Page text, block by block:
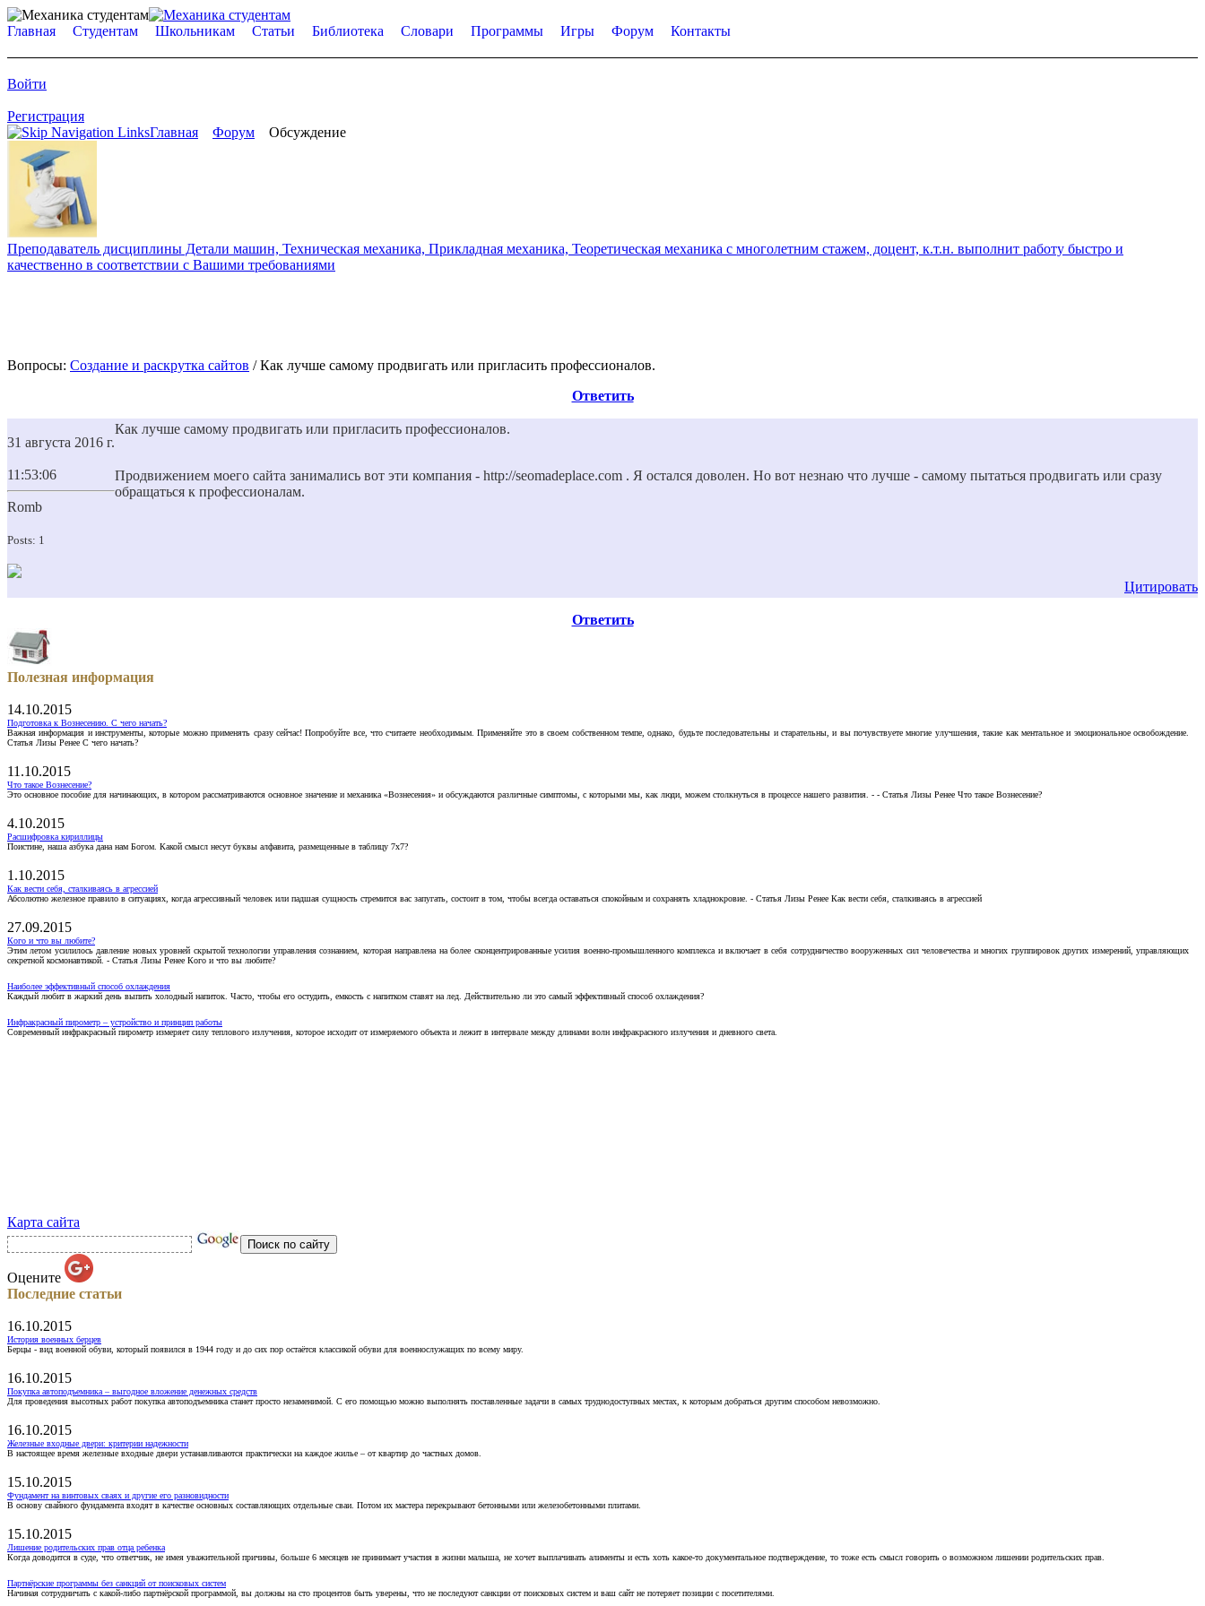
Главная Студентам Школьникам Статьи Библиотека Словари Программы Игры Форум Контакты
Войти
Регистрация
Главная
Форум Обсуждение
Преподаватель дисциплины Детали машин, Техническая механика, Прикладная механика, Теоретическая механика с многолетним стажем, доцент, к.т.н. выполнит работу быстро и
качественно в соответствии с Вашими требованиями
Вопросы: Создание и раскрутка сайтов / Как лучше самому продвигать или пригласить профессионалов.
Ответить
31 августа 2016 г.
11:53:06
Romb
Posts: 1
Как лучше самому продвигать или пригласить профессионалов.
Продвижением моего сайта занимались вот эти компания - http://seomadeplace.com . Я остался доволен. Но вот незнаю что лучше - самому пытаться продвигать или сразу
обращаться к профессионалам.
Цитировать
Ответить
Полезная информация
14.10.2015
Подготовка к Вознесению. С чего начать?
Важная информация и инструменты, которые можно применять сразу сейчас! Попробуйте все, что считаете необходимым. Применяйте это в своем собственном темпе, однако, будьте последовательны и старательны, и вы почувствуете многие улучшения, такие как ментальное и эмоциональное освобождение.
Статья Лизы Ренее С чего начать?
11.10.2015
Что такое Вознесение?
Это основное пособие для начинающих, в котором рассматриваются основное значение и механика «Вознесения» и обсуждаются различные симптомы, с которыми мы, как люди, можем столкнуться в процессе нашего развития. - - Статья Лизы Ренее Что такое Вознесение?
4.10.2015
Расшифровка кириллицы
Поистине, наша азбука дана нам Богом. Какой смысл несут буквы алфавита, размещенные в таблицу 7х7?
1.10.2015
Как вести себя, сталкиваясь в агрессией
Абсолютно железное правило в ситуациях, когда агрессивный человек или падшая сущность стремится вас запугать, состоит в том, чтобы всегда оставаться спокойным и сохранять хладнокровие. - Статья Лизы Ренее Как вести себя, сталкиваясь в агрессией
27.09.2015
Кого и что вы любите?
Этим летом усилилось давление новых уровней скрытой технологии управления сознанием, которая направлена на более сконцентрированные усилия военно-промышленного комплекса и включает в себя сотрудничество вооруженных сил человечества и многих группировок других измерений, управляющих
секретной космонавтикой. - Статья Лизы Ренее Кого и что вы любите?
Наиболее эффективный способ охлаждения
Каждый любит в жаркий день выпить холодный напиток. Часто, чтобы его остудить, емкость с напитком ставят на лед. Действительно ли это самый эффективный способ охлаждения?
Инфракрасный пирометр – устройство и принцип работы
Современный инфракрасный пирометр измеряет силу теплового излучения, которое исходит от измеряемого объекта и лежит в интервале между длинами волн инфракрасного излучения и дневного света.
Карта сайта
Оцените
Последние статьи
16.10.2015
История военных берцев
Берцы - вид военной обуви, который появился в 1944 году и до сих пор остаётся классикой обуви для военнослужащих по всему миру.
16.10.2015
Покупка автоподъемника – выгодное вложение денежных средств
Для проведения высотных работ покупка автоподъемника станет просто незаменимой. С его помощью можно выполнять поставленные задачи в самых труднодоступных местах, к которым добраться другим способом невозможно.
16.10.2015
Железные входные двери: критерии надежности
В настоящее время железные входные двери устанавливаются практически на каждое жилье – от квартир до частных домов.
15.10.2015
Фундамент на винтовых сваях и другие его разновидности
В основу свайного фундамента входят в качестве основных составляющих отдельные сваи. Потом их мастера перекрывают бетонными или железобетонными плитами.
15.10.2015
Лишение родительских прав отца ребенка
Когда доводится в суде, что ответчик, не имея уважительной причины, больше 6 месяцев не принимает участия в жизни малыша, не хочет выплачивать алименты и есть хоть какое-то документальное подтверждение, то тоже есть смысл говорить о возможном лишении родительских прав.
Партнёрские программы без санкций от поисковых систем
Начиная сотрудничать с какой-либо партнёрской программой, вы должны на сто процентов быть уверены, что не последуют санкции от поисковых систем и ваш сайт не потеряет позиции с посетителями.